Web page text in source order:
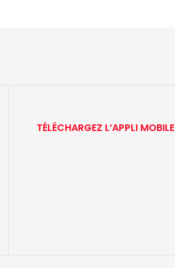
TÉLÉCHARGEZ L’APPLI MOBILE